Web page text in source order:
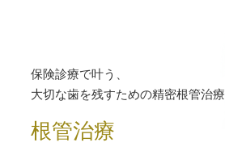
保険診療で叶う、
大切な歯を残すための精密根管治療
根管治療